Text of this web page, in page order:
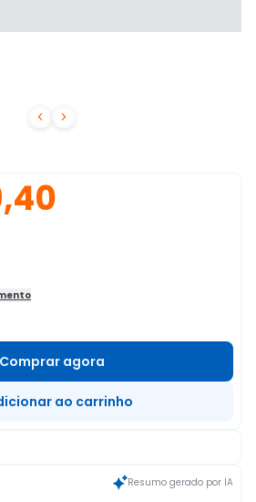
 
Comprar agora
ao carrinho
Resumo gerado por IA